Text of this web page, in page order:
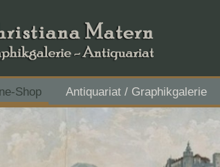
Shop
Antiquariat / Graphikgalerie
AT43 3501 5000 2611 3027, BIC